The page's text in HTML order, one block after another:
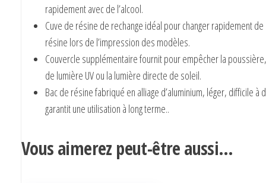
rapidement avec de l’alcool.
Cuve de résine de rechange idéal pour changer rapidement
résine lors de l’impression des modèles.
Couvercle supplémentaire fournit pour empêcher la
de lumière UV ou la lumière directe de soleil.
Bac de résine fabriqué en alliage d’aluminium, léger, difficile à
garantit une utilisation à long terme..
Vous aimerez peut-être aussi…